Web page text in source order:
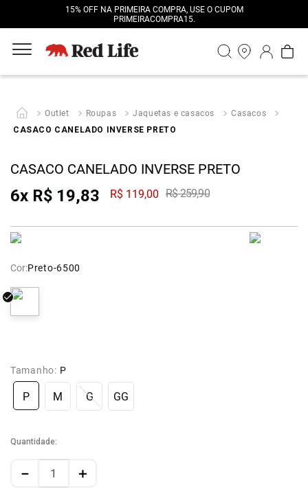
15% OFF NA PRIMEIRA COMPRA, USE O CUPOM
PRIMEIRACOMPRA15.
Outlet Roupas Jaquetas e casacos
Casacos
CASACO CANELADO INVERSE PRETO
CASACO CANELADO INVERSE PRETO
6x R$ 19,83 R$ 119,00 R$259,90
Cor:Preto-6500
Tamanho: P
P M G GG
Quantidade
＋
－